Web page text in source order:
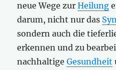
neue Wege zurHeilung
darum, nicht nur das
sondern auch die
erkennen und zu
nachhaltigeGesundheit